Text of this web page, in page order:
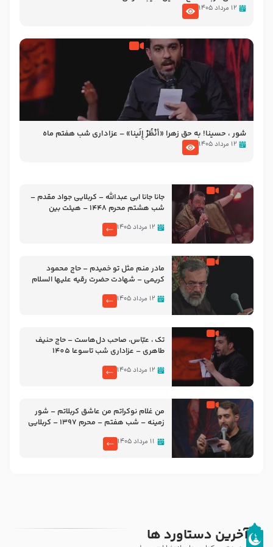
۱۲ مرداد ۱۴۰۵
شور ، حسینا! به‌ حق زهرا «أُنْظُرْ إِلَینا» – عزاداری شب هفتم ماه
محرّم 1405
۱۲ مرداد ۱۴۰۵
جانا جانا ابی عبدالله – کربلایی جواد مقدم –
شب هشتم محرم 1448 – هیئت بین
۱۲ مرداد ۱۴۰۵
مادر منم مثل تو خمیدم – حاج محمود
کریمی – شهادت حضرت رقیه علیها السلام
۱۲ مرداد ۱۴۰۵
تک ، عبّاس، صاحب دل‌هاست – حاج حنیف
طاهری – عزاداری شب تاسوعا 1405
۱۲ مرداد ۱۴۰۵
من غلام نوکراتم من عاشق کربلاتم – شور
زمینه – شب هفتم – محرم 1397 – کربلایی
۱۱ مرداد ۱۴۰۵
آخرین دستاورد ها